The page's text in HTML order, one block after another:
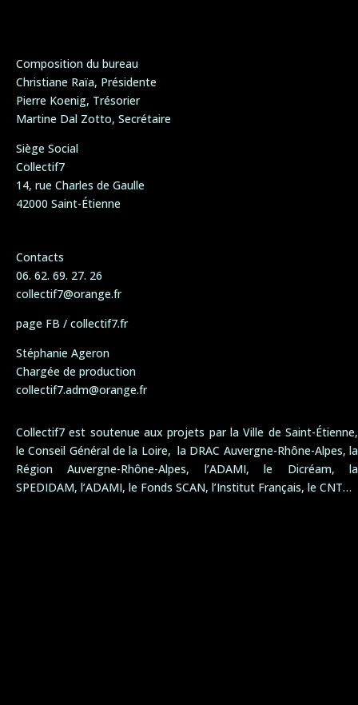
Composition du bureau
Christiane Raïa, Présidente
Pierre Koenig, Trésorier
Martine Dal Zotto, Secrétaire
Siège Social
Collectif7
14, rue Charles de Gaulle
42000 Saint-Étienne
Contacts
06. 62. 69. 27. 26
collectif7@orange.fr
page FB / collectif7.fr
Stéphanie Ageron
Chargée de production
collectif7.adm@orange.fr
Collectif7 est soutenue aux projets par la Ville de Saint-Étienne,
le Conseil Général de la Loire, la DRAC Auvergne-Rhône-Alpes, la
Région Auvergne-Rhône-Alpes, l’ADAMI, le Dicréam, la
SPEDIDAM, l’ADAMI, le Fonds SCAN, l’Institut Français, le CNT…